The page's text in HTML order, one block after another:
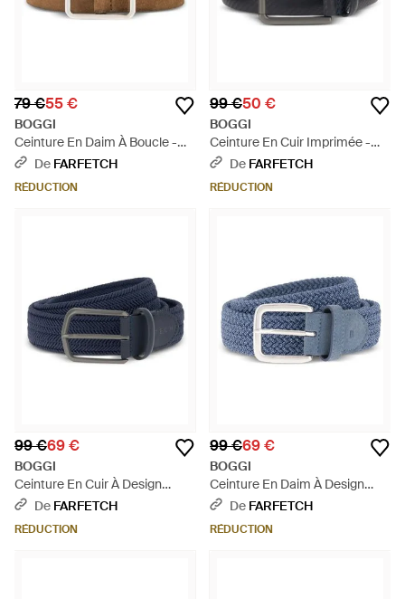
79 €55 €
BOGGI
Ceinture En Daim À Boucle -
Marron
De FARFETCH
RÉDUCTION
99 €50 €
BOGGI
Ceinture En Cuir Imprimée -
NoirDe FARFETCH
RÉDUCTION
99 €69 €
BOGGI
Ceinture En Cuir À Design
Tressé - Bleu
De FARFETCH
RÉDUCTION
99 €69 €
BOGGI
Ceinture En Daim À Design
Tressé - Bleu
De FARFETCH
RÉDUCTION